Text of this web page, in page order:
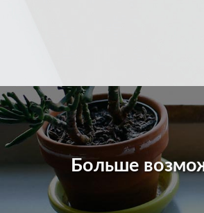
Больше